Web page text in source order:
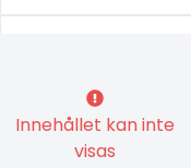
Innehållet kan inte
visas